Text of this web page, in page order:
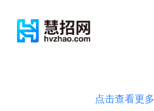
点击查看更多